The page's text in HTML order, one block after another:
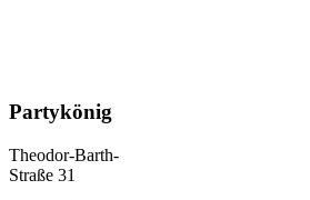
Partykönig
Theodor-Barth-
Straße 31